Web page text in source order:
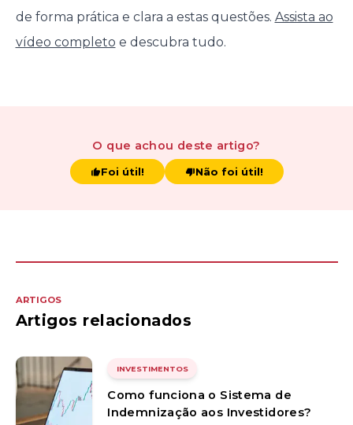
de forma prática e clara a estas questões. Assista ao
vídeo completo e descubra tudo.
O que achou deste artigo?
Foi útil! Não foi útil!
ARTIGOS
Artigos relacionados
INVESTIMENTOS
Como funciona o Sistema de
Indemnização aos Investidores?